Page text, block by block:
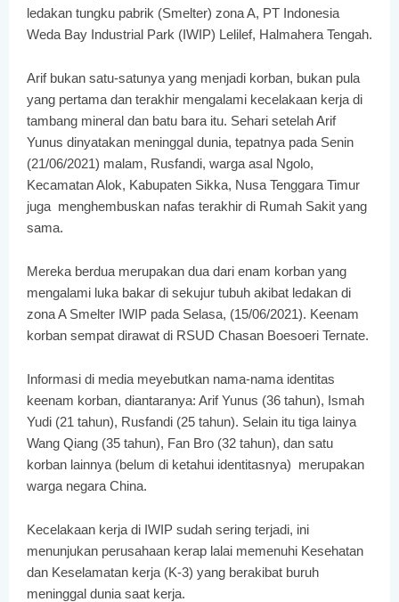
ledakan tungku pabrik (Smelter) zona A, PT Indonesia
Weda Bay Industrial Park (IWIP) Lelilef, Halmahera Tengah.
Arif bukan satu-satunya yang menjadi korban, bukan pula
yang pertama dan terakhir mengalami kecelakaan kerja di
tambang mineral dan batu bara itu. Sehari setelah Arif
Yunus dinyatakan meninggal dunia, tepatnya pada Senin
(21/06/2021) malam, Rusfandi, warga asal Ngolo,
Kecamatan Alok, Kabupaten Sikka, Nusa Tenggara Timur
juga menghembuskan nafas terakhir di Rumah Sakit yang
sama.
Mereka berdua merupakan dua dari enam korban yang
mengalami luka bakar di sekujur tubuh akibat ledakan di
zona A Smelter IWIP pada Selasa, (15/06/2021). Keenam
korban sempat dirawat di RSUD Chasan Boesoeri Ternate.
Informasi di media meyebutkan nama-nama identitas
keenam korban, diantaranya: Arif Yunus (36 tahun), Ismah
Yudi (21 tahun), Rusfandi (25 tahun). Selain itu tiga lainya
Wang Qiang (35 tahun), Fan Bro (32 tahun), dan satu
korban lainnya (belum di ketahui identitasnya) merupakan
warga negara China.
Kecelakaan kerja di IWIP sudah sering terjadi, ini
menunjukan perusahaan kerap lalai memenuhi Kesehatan
dan Keselamatan kerja (K-3) yang berakibat buruh
meninggal dunia saat kerja.